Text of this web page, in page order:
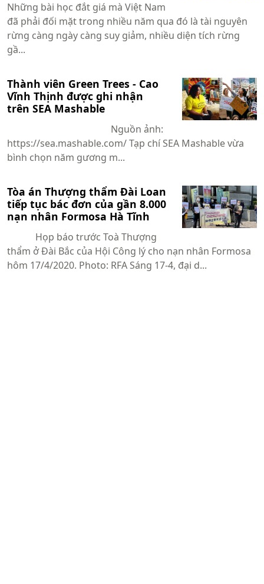
Những bài học đắt giá mà Việt Nam
đã phải đối mặt trong nhiều năm qua đó là tài nguyên
rừng càng ngày càng suy giảm, nhiều diện tích rừng
gầ...
Thành viên Green Trees - Cao
Vĩnh Thịnh được ghi nhận
trên SEA Mashable
Nguồn ảnh:
https://sea.mashable.com/ Tạp chí SEA Mashable vừa
bình chọn năm gương m...
Tòa án Thượng thẩm Đài Loan
tiếp tục bác đơn của gần 8.000
nạn nhân Formosa Hà Tĩnh
Họp báo trước Toà Thượng
thẩm ở Đài Bắc của Hội Công lý cho nạn nhân Formosa
hôm 17/4/2020. Photo: RFA Sáng 17-4, đại d...